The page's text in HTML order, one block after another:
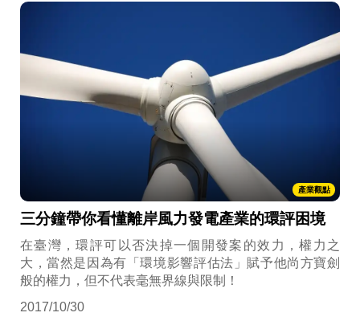
產業觀點
三分鐘帶你看懂離岸風力發電產業的環評困境
在臺灣，環評可以否決掉一個開發案的效力，權力之
大，當然是因為有「環境影響評估法」賦予他尚方寶劍
般的權力，但不代表毫無界線與限制！
2017/10/30